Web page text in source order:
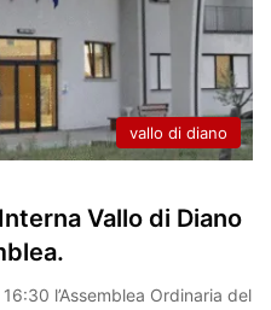
vallo di diano
Vallo di Diano
l’Assemblea Ordinaria del